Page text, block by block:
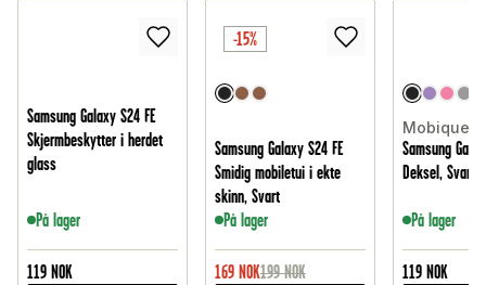
Samsung Galaxy S24 FE
Skjermbeskytter i herdet
glass
På lager
119 NOK
-15%
Samsung Galaxy S24 FE
Smidig mobiletui i ekte
skinn, Svart
På lager
169 NOK199 NOK
Mobique
Samsung
Deksel, Svart
På lager
119 NOK